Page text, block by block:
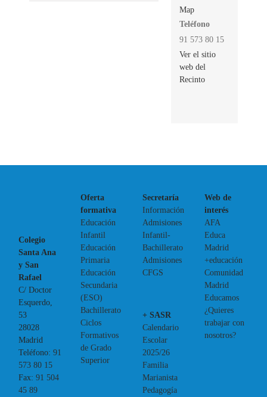
Map
Teléfono
91 573 80 15
Ver el sitio
web del
Recinto
Colegio
Santa Ana
y San
Rafael
C/ Doctor
Esquerdo,
53
28028
Madrid
Teléfono:91
573 80 15
Fax:91 504
45 89
Oferta
formativa
Educación
Infantil
Educación
Primaria
Educación
Secundaria
(ESO)
Bachillerato
Ciclos
Formativos
de Grado
Superior
Secretaría
Información
Admisiones
Infantil-
Bachillerato
Admisiones
CFGS
+ SASR
Calendario
Escolar
2025/26
Familia
Marianista
Pedagogía
Web de
interés
AFA
Educa
Madrid
+educación
Comunidad
Madrid
Educamos
¿Quieres
trabajar con
nosotros?